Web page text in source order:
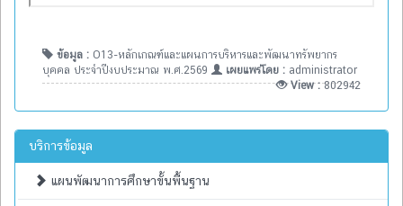
ข้อมูล : O13-หลักเกณฑ์และแผนการบริหารและพัฒนาทรัพยากร
บุคคล ประจำปีงบประมาณ พ.ศ.2569
เผยแพร่โดย : administrator
View :802942
บริการข้อมูล
แผนพัฒนาการศึกษาขั้นพื้นฐาน